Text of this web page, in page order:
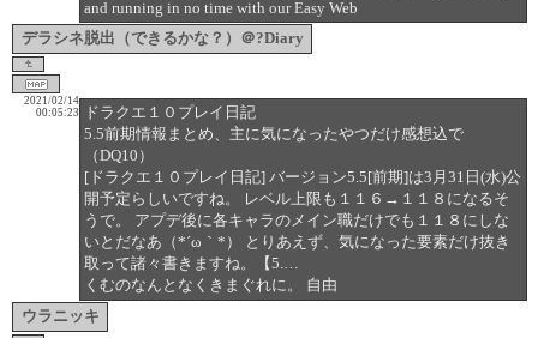
and running in no time with our Easy Web
デラシネ脱出（できるかな？）＠?Diary
ドラクエ１０プレイ日記
5.5前期情報まとめ、主に気になったやつだけ感想込で
（DQ10）
[ドラクエ１０プレイ日記] バージョン5.5[前期]は3月31日(水)公
開予定らしいですね。 レベル上限も１１６→１１８になるそ
うで。 アプデ後に各キャラのメイン職だけでも１１８にしな
いとだなあ（*´ω｀*） とりあえず、気になった要素だけ抜き
取って諸々書きますね。【5.…
くむのなんとなくきまぐれに。 自由
2021/02/14
00:05:23
ウラニッキ